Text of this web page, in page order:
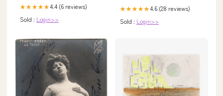
★★★★★4.4 (6 reviews)
Sold : Login>>
★★★★★4.6 (28 reviews)
Sold : Login>>